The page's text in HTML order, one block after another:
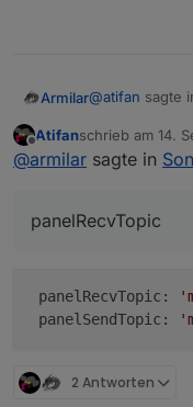
Armilar@atifan sagte
So, hab
rechts
],
};
Offline
Atifanschrieb am 14.
zuletzt editiert
@armilar sagte in
panelRecvTopic
panelRecvTopic:
panelSendTopic:
2 Antworten